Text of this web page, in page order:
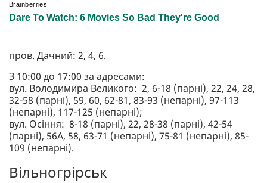
пров. Дачний: 2, 4, 6.
З 10:00 до 17:00 за адресами:
вул. Володимира Великого: 2, 6-18 (парні), 22, 24, 28,
32-58 (парні), 59, 60, 62-81, 83-93 (непарні), 97-113
(непарні), 117-125 (непарні);
вул. Осіння: 8-18 (парні), 22, 28-38 (парні), 42-54
(парні), 56А, 58, 63-71 (непарні), 75-81 (непарні), 85-
109 (непарні).
Вільногрірськ